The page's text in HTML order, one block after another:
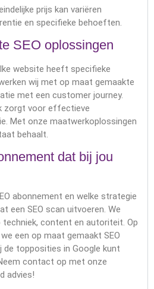
prijs kan variëren
en specifieke behoeften.
SEO oplossingen
website heeft specifieke
wij met op maat gemaakte
met een customer journey.
zorgt voor effectieve
Met onze maatwerkoplossingen
behaalt.
dat bij jou
abonnement en welke strategie
een SEO scan uitvoeren. We
content en autoriteit. Op
een op maat gemaakt SEO
de topposities in Google kunt
contact op met onze
advies!